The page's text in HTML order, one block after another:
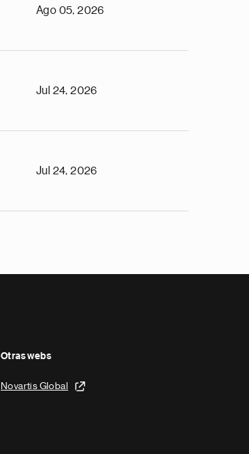
Ago 05, 2026
Jul 24, 2026
Jul 24, 2026
Otras webs
Novartis Global